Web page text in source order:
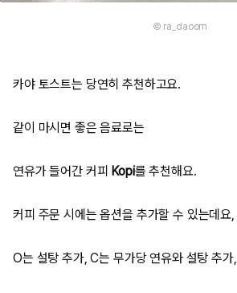
© ra_daoom
카야 토스트는 당연히 추천하고요.
같이 마시면 좋은 음료로는
연유가 들어간 커피 Kopi를 추천해요.
커피 주문 시에는 옵션을 추가할 수 있는데요,
O는 설탕 추가, C는 무가당 연유와 설탕 추가,